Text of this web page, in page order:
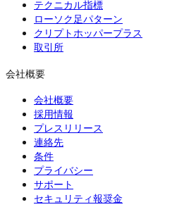
テクニカル指標
ローソク足パターン
クリプトホッパープラス
取引所
会社概要
会社概要
採用情報
プレスリリース
連絡先
条件
プライバシー
サポート
セキュリティ報奨金